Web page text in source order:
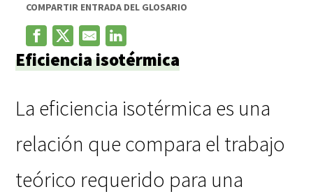
COMPARTIR ENTRADA DEL GLOSARIO
Eficiencia isotérmica
La eficiencia isotérmica es una
relación que compara el trabajo
teórico requerido para una